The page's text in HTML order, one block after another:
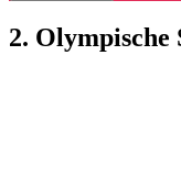
2. Olympische